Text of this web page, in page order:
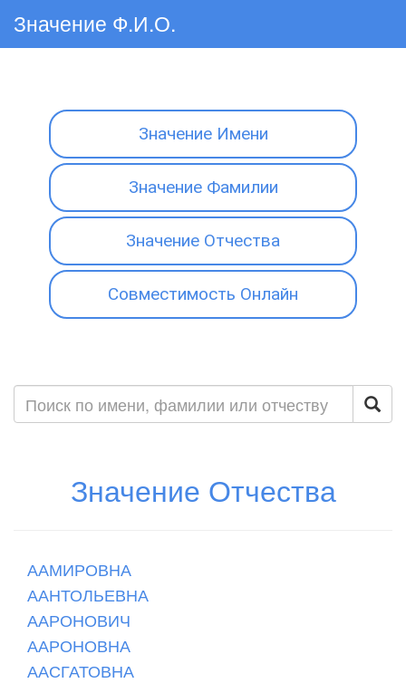
Значение Ф.И.О.
Значение Имени
Значение Фамилии
Значение Отчества
Совместимость Онлайн
Значение Отчества
ААМИРОВНА
ААНТОЛЬЕВНА
ААРОНОВИЧ
ААРОНОВНА
ААСГАТОВНА